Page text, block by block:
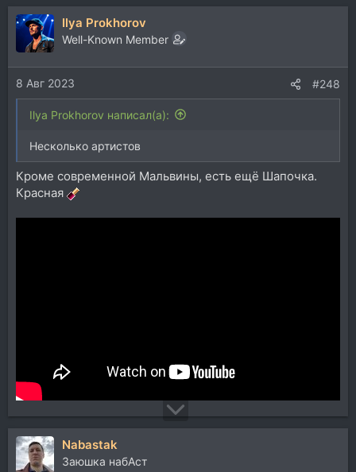
а
к
ц
и
и
:
Ilya Prokhorov
Well-Known Member
8 Авг 2023 #248
Ilya Prokhorov написал(а):
Несколько артистов
Кроме современной Мальвины, есть ещё Шапочка.
Красная
Nabastak
Заюшка набАст